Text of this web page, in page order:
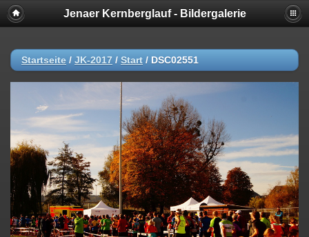
Jenaer Kernberglauf - Bildergalerie
Startseite / JK-2017 / Start / DSC02551